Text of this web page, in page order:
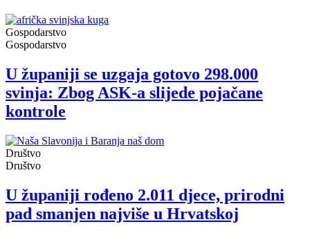
Gospodarstvo
Gospodarstvo
U županiji se uzgaja gotovo 298.000
svinja: Zbog ASK-a slijede pojačane
kontrole
Društvo
Društvo
U županiji rođeno 2.011 djece, prirodni
pad smanjen najviše u Hrvatskoj